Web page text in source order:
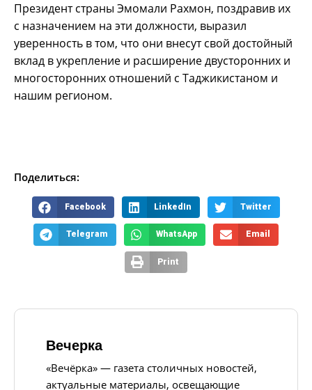
Президент страны Эмомали Рахмон, поздравив их
с назначением на эти должности, выразил
уверенность в том, что они внесут свой достойный
вклад в укрепление и расширение двусторонних и
многосторонних отношений с Таджикистаном и
нашим регионом.
Поделиться:
Facebook LinkedIn Twitter
Telegram WhatsApp Email
Print
Вечерка
«Вечёрка» — газета столичных новостей,
актуальные материалы, освещающие